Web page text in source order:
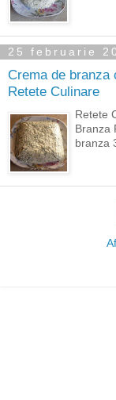
25 februarie
Crema de branza
Retete Culinare
Retete
Branza
branza